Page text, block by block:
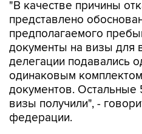
предполагаемого
документы на визы для
делегации подавались
одинаковым
документов. Остальные
визы получили", -
федерации.
В организации